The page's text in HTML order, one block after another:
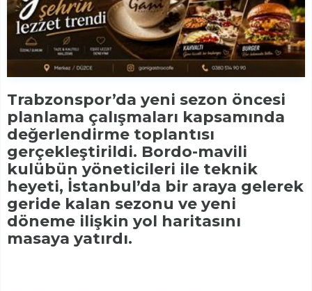
Trabzonspor’da yeni sezon öncesi
planlama çalışmaları kapsamında
değerlendirme toplantısı
gerçekleştirildi. Bordo-mavili
kulübün yöneticileri ile teknik
heyeti, İstanbul’da bir araya gelerek
geride kalan sezonu ve yeni
döneme ilişkin yol haritasını
masaya yatırdı.